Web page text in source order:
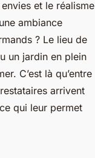
et le réalisme
ambiance
? Le lieu de
un jardin en plein
C’est là qu’entre
arrivent
qui leur permet